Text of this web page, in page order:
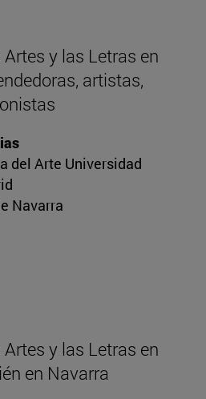
y las Letras en
artistas,
del Arte Universidad
Navarra
y las Letras en
en Navarra